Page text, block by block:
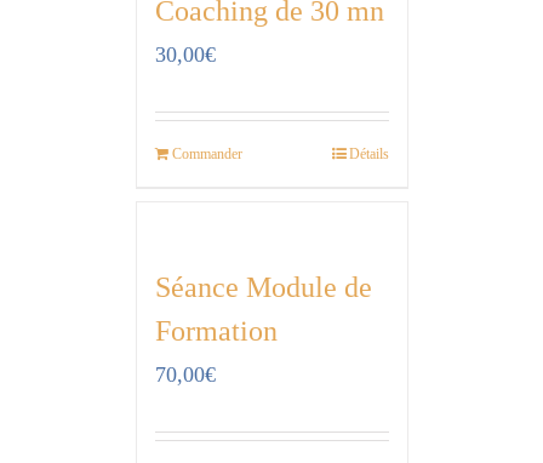
Coaching de 30 mn
30,00€
Commander Détails
Séance Module de
Formation
70,00€